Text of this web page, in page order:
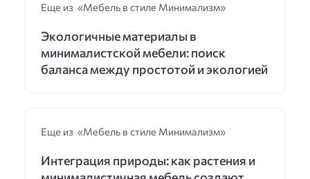
Еще из «Мебель в стиле Минимализм»
Экологичные материалы в
минималистской мебели: поиск
баланса между простотой и экологией
Еще из «Мебель в стиле Минимализм»
Интеграция природы: как растения и